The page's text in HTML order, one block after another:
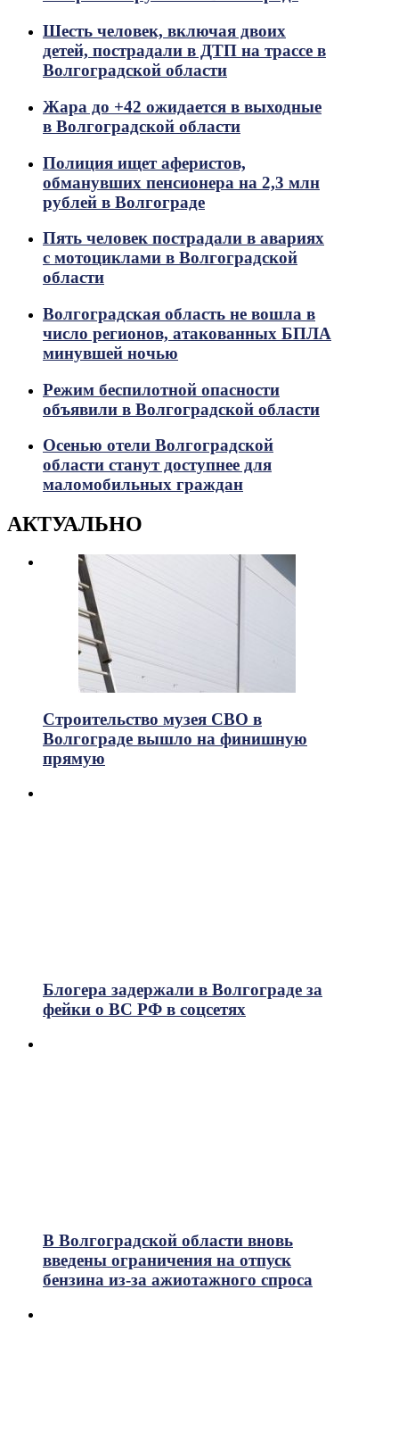
Шесть человек, включая двоих
детей, пострадали в ДТП на трассе в
Волгоградской области
Жара до +42 ожидается в выходные
в Волгоградской области
Полиция ищет аферистов,
обманувших пенсионера на 2,3 млн
рублей в Волгограде
Пять человек пострадали в авариях
с мотоциклами в Волгоградской
области
Волгоградская область не вошла в
число регионов, атакованных БПЛА
минувшей ночью
Режим беспилотной опасности
объявили в Волгоградской области
Осенью отели Волгоградской
области станут доступнее для
маломобильных граждан
АКТУАЛЬНО
Строительство музея СВО в
Волгограде вышло на финишную
прямую
Блогера задержали в Волгограде за
фейки о ВС РФ в соцсетях
В Волгоградской области вновь
введены ограничения на отпуск
бензина из-за ажиотажного спроса